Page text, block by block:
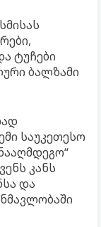
ტუჩები
ბალზამი
საუკეთესო
კანს
და